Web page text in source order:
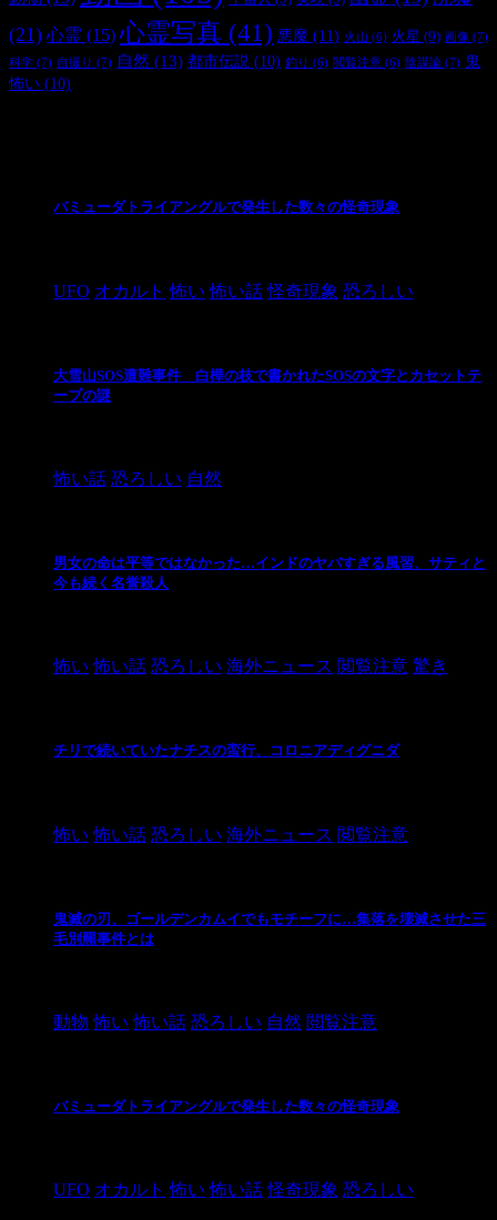
(21) 心霊 (15) 心霊写真 (41) 悪魔 (11) 火山 (6) 火星 (9) 画像 (7)
科学 (7) 自撮り (7) 自然 (13) 都市伝説 (10) 釣り (6) 閲覧注意 (6) 陰謀論 (7) 鬼
怖い (10)
バミューダトライアングルで発生した数々の怪奇現象
UFO オカルト 怖い 怖い話 怪奇現象 恐ろしい
大雪山SOS遭難事件 白樺の枝で書かれたSOSの文字とカセットテ
ープの謎
怖い話 恐ろしい 自然
男女の命は平等ではなかった…インドのヤバすぎる風習、サティと
今も続く名誉殺人
怖い 怖い話 恐ろしい 海外ニュース 閲覧注意 驚き
チリで続いていたナチスの蛮行、コロニアディグニダ
怖い 怖い話 恐ろしい 海外ニュース 閲覧注意
鬼滅の刃、ゴールデンカムイでもモチーフに…集落を壊滅させた三
毛別羆事件とは
動物 怖い 怖い話 恐ろしい 自然 閲覧注意
バミューダトライアングルで発生した数々の怪奇現象
UFO オカルト 怖い 怖い話 怪奇現象 恐ろしい